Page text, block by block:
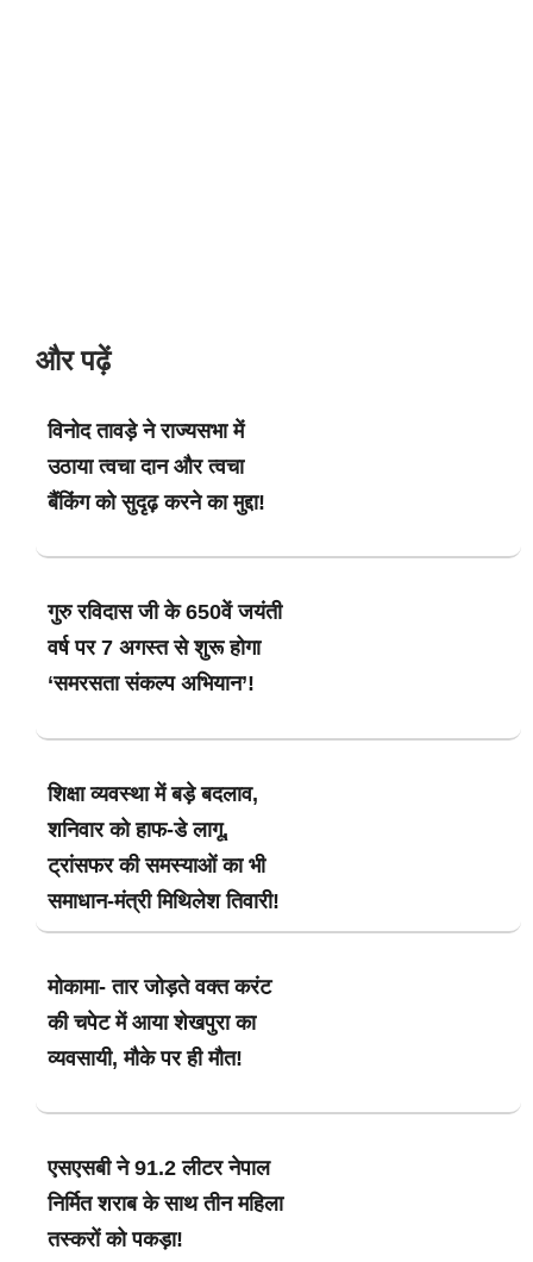
और पढ़ें
विनोद तावड़े ने राज्यसभा में
उठाया त्वचा दान और त्वचा
बैंकिंग को सुदृढ़ करने का मुद्दा!
गुरु रविदास जी के 650वें जयंती
वर्ष पर 7 अगस्त से शुरू होगा
‘समरसता संकल्प अभियान’!
शिक्षा व्यवस्था में बड़े बदलाव,
शनिवार को हाफ-डे लागू,
ट्रांसफर की समस्याओं का भी
समाधान-मंत्री मिथिलेश तिवारी!
मोकामा- तार जोड़ते वक्त करंट
की चपेट में आया शेखपुरा का
व्यवसायी, मौके पर ही मौत!
एसएसबी ने 91.2 लीटर नेपाल
निर्मित शराब के साथ तीन महिला
तस्करों को पकड़ा!